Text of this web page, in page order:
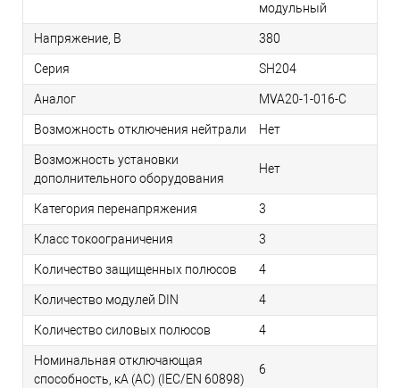
модульный
Напряжение, В 380
Серия SH204
Аналог MVA20-1-016-C
Возможность отключения нейтрали Нет
Возможность установки
дополнительного оборудования
Нет
Категория перенапряжения 3
Класс токоограничения 3
Количество защищенных полюсов 4
Количество модулей DIN 4
Количество силовых полюсов 4
Номинальная отключающая
способность, кA (AC) (IEC/EN 60898)
6